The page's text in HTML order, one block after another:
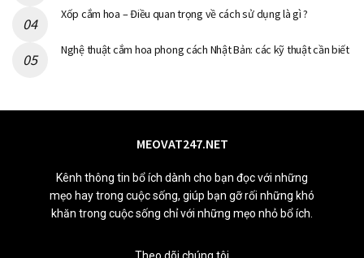
Xốp cắm hoa – Điều quan trọng về cách sử dụng là gì ?
Nghệ thuật cắm hoa phong cách Nhật Bản: các kỹ thuật cần biết
MEOVAT247.NET
Kênh thông tin bổ ích dành cho bạn đọc với những
mẹo hay trong cuộc sống, giúp bạn gỡ rối những khó
khăn trong cuộc sống chỉ với những mẹo nhỏ bổ ích.